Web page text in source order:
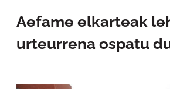
Aefame elkarteak
urteurrena ospatu